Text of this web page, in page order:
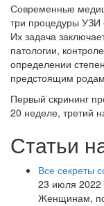
Современные
три процедуры
Их задача
патологии,
определении
предстоящим
Первый скрининг
20 неделе, третий
Статьи
Все секреты
23 июля 2022
Женщинам,